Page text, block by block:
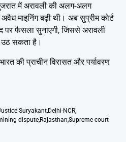
में अरावली की अलग-अलग
माइनिंग बढ़ी थी। अब सुप्रीम कोर्ट
पर फैसला सुनाएगी, जिससे अरावली
उठ सकता है।
की प्राचीन विरासत और पर्यावरण
Suryakant Delhi-NCR
dispute Rajasthan Supreme court